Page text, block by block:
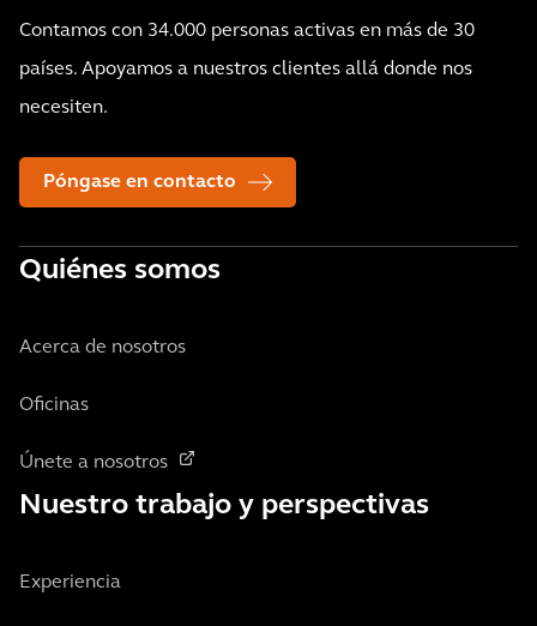
Contamos con 34.000 personas activas en más de 30
países. Apoyamos a nuestros clientes allá donde nos
necesiten.
Póngase en contacto
Quiénes somos
Acerca de nosotros
Oficinas
Únete a nosotros
Nuestro trabajo y perspectivas
Experiencia